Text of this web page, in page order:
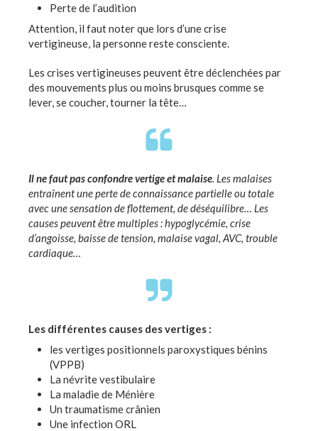
Perte de l’audition
Attention, il faut noter que lors d’une crise
vertigineuse, la personne reste consciente.
Les crises vertigineuses peuvent être déclenchées par
des mouvements plus ou moins brusques comme se
lever, se coucher, tourner la tête…
Il ne faut pas confondre vertige et malaise. Les malaises
entraînent une perte de connaissance partielle ou totale
avec une sensation de flottement, de déséquilibre… Les
causes peuvent être multiples : hypoglycémie, crise
d’angoisse, baisse de tension, malaise vagal, AVC, trouble
cardiaque…
Les différentes causes des vertiges :
les vertiges positionnels paroxystiques bénins
(VPPB)
La névrite vestibulaire
La maladie de Ménière
Un traumatisme crânien
Une infection ORL